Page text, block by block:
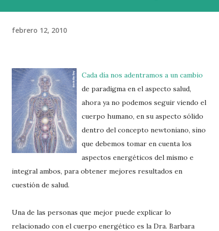
febrero 12, 2010
Cada día nos adentramos a un cambio
de paradigma en el aspecto salud,
ahora ya no podemos seguir viendo el
cuerpo humano, en su aspecto sólido
dentro del concepto newtoniano, sino
que debemos tomar en cuenta los
aspectos energéticos del mismo e
integral ambos, para obtener mejores resultados en
cuestión de salud.
Una de las personas que mejor puede explicar lo
relacionado con el cuerpo energético es la Dra. Barbara